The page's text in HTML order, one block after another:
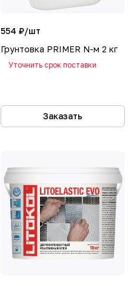
554 ₽/шт
Грунтовка PRIMER N-м 2 кг
Уточнить срок поставки
Заказать